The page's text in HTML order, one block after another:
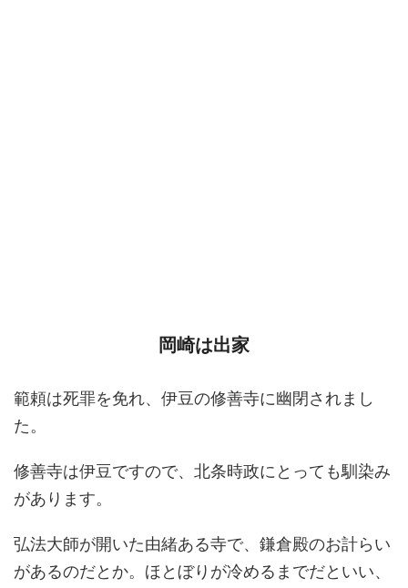
岡崎は出家
範頼は死罪を免れ、伊豆の修善寺に幽閉されまし
た。
修善寺は伊豆ですので、北条時政にとっても馴染み
があります。
弘法大師が開いた由緒ある寺で、鎌倉殿のお計らい
があるのだとか。ほとぼりが冷めるまでだといい、